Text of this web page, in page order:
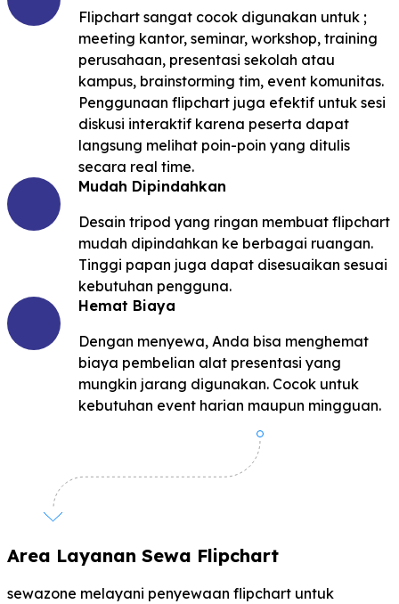
Flipchart sangat cocok digunakan untuk ;
meeting kantor, seminar, workshop, training
perusahaan, presentasi sekolah atau
kampus, brainstorming tim, event komunitas.
Penggunaan flipchart juga efektif untuk sesi
diskusi interaktif karena peserta dapat
langsung melihat poin-poin yang ditulis
secara real time.
Mudah Dipindahkan
Desain tripod yang ringan membuat flipchart
mudah dipindahkan ke berbagai ruangan.
Tinggi papan juga dapat disesuaikan sesuai
kebutuhan pengguna.
Hemat Biaya
Dengan menyewa, Anda bisa menghemat
biaya pembelian alat presentasi yang
mungkin jarang digunakan. Cocok untuk
kebutuhan event harian maupun mingguan.
Area Layanan Sewa Flipchart
sewazone melayani penyewaan flipchart untuk